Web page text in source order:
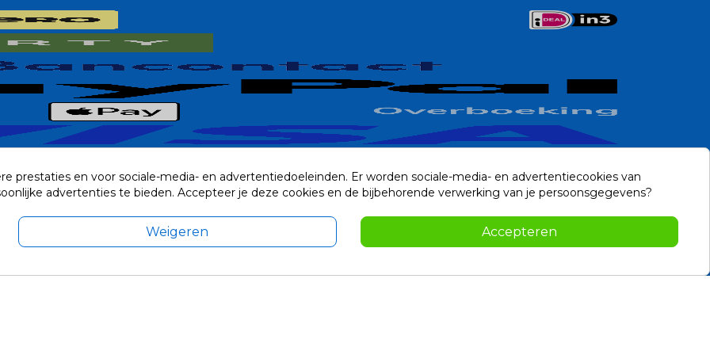
eventuele verzendkosten. © 2014-2026 Noviostores.nl. Alle rechten voorbehouden.
prestaties en voor sociale-media- en advertentiedoeleinden. Er worden sociale-media- en advertentiecookies van
advertenties te bieden. Accepteer je deze cookies en de bijbehorende verwerking van je persoonsgegevens?
Weigeren Accepteren